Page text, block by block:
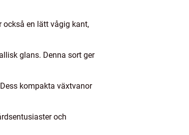
också en lätt vågig kant,
glans. Denna sort ger
kompakta växtvanor
och